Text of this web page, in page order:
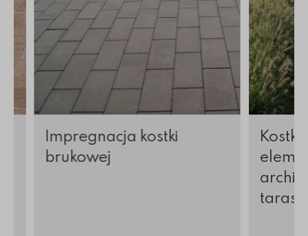
Impregnacja kostki
brukowej
tarasy